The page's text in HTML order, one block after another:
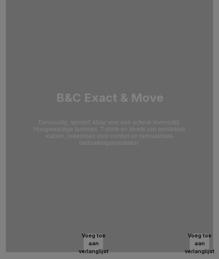
B&C Exact & Move
Eenvoudig, sportief, klaar voor een actieve levensstijl.
Hoogwaardige tanktops, T-shirts en shorts van eersteklas
katoen, ontworpen voor comfort en betrouwbare
bedrukkingsresultaten.
Voeg toe
aan
verlanglijst
Voeg toe
aan
verlanglijst